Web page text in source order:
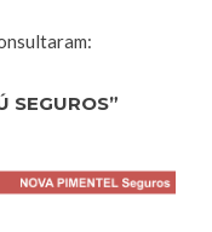
SEGUROS”